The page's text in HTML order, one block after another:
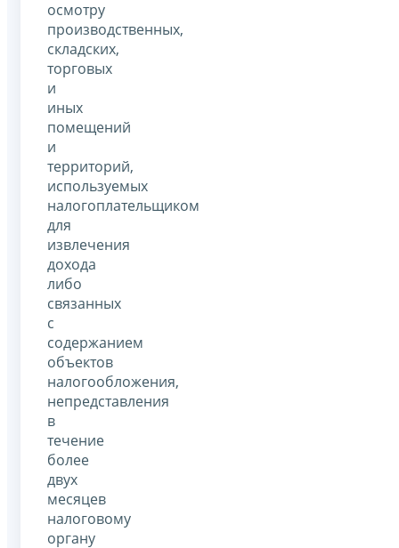
осмотру
производственных,
складских,
торговых
и
иных
помещений
и
территорий,
используемых
налогоплательщиком
для
извлечения
дохода
либо
связанных
с
содержанием
объектов
налогообложения,
непредставления
в
течение
более
двух
месяцев
налоговому
органу